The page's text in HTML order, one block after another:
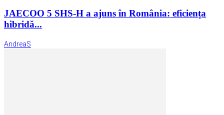
JAECOO 5 SHS-H a ajuns în România: eficiența
hibridă...
AndreaS